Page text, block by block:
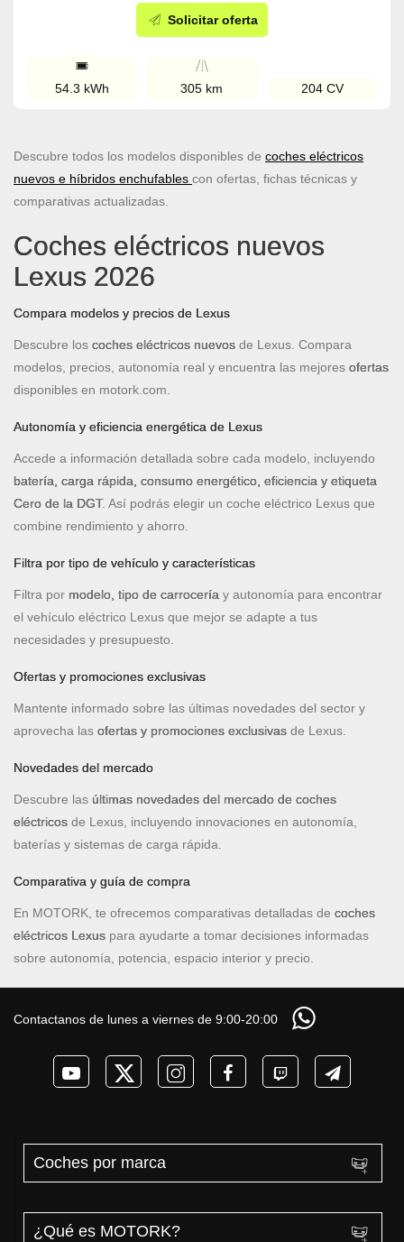
Solicitar oferta
54.3 kWh 305 km 204 CV
Descubre todos los modelos disponibles de coches eléctricos
nuevos e híbridos enchufables con ofertas, fichas técnicas y
comparativas actualizadas.
Coches eléctricos nuevos
Lexus 2026
Compara modelos y precios de Lexus
Descubre los coches eléctricos nuevos de Lexus. Compara
modelos, precios, autonomía real y encuentra las mejores ofertas
disponibles en motork.com.
Autonomía y eficiencia energética de Lexus
Accede a información detallada sobre cada modelo, incluyendo
batería, carga rápida, consumo energético, eficiencia y etiqueta
Cero de la DGT. Así podrás elegir un coche eléctrico Lexus que
combine rendimiento y ahorro.
Filtra por tipo de vehículo y características
Filtra por modelo, tipo de carrocería y autonomía para encontrar
el vehículo eléctrico Lexus que mejor se adapte a tus
necesidades y presupuesto.
Ofertas y promociones exclusivas
Mantente informado sobre las últimas novedades del sector y
aprovecha las ofertas y promociones exclusivas de Lexus.
Novedades del mercado
Descubre las últimas novedades del mercado de coches
eléctricos de Lexus, incluyendo innovaciones en autonomía,
baterías y sistemas de carga rápida.
Comparativa y guía de compra
En MOTORK, te ofrecemos comparativas detalladas de coches
eléctricos Lexus para ayudarte a tomar decisiones informadas
sobre autonomía, potencia, espacio interior y precio.
Contactanos de lunes a viernes de 9:00-20:00
Coches por marca
¿Qué es MOTORK?